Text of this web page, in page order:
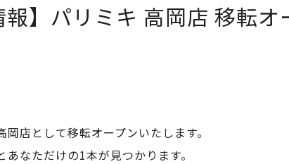
報】パリミキ 高岡店 移転オ
店として移転オープンいたします。
なただけの1本が見つかります。